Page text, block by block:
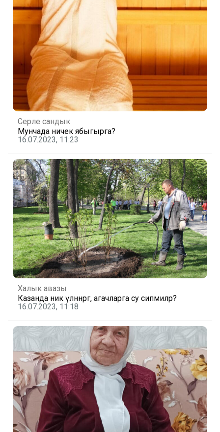
Серле сандык
Мунчада ничек ябыгырга?
16.07.2023, 11:23
Халык авазы
Казанда ник үләннәргә, агачларга су сипмиләр?
16.07.2023, 11:18